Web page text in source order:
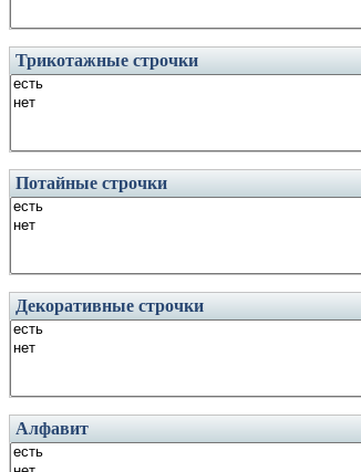
Трикотажные строчки
Потайные строчки
Декоративные строчки
Алфавит